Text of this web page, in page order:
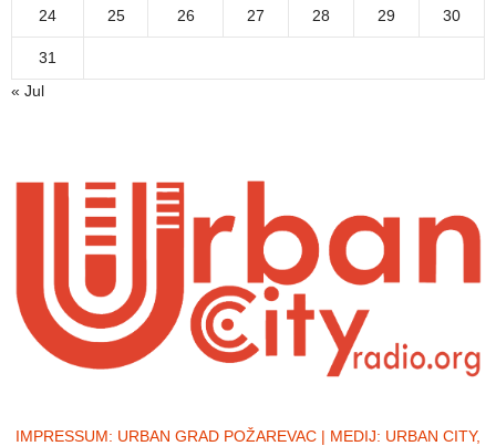
24 25 26 27 28 29 30
31
« Jul
IMPRESSUM: URBAN GRAD POŽAREVAC | MEDIJ: URBAN CITY,